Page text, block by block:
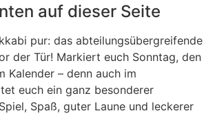
auf dieser Seite
pur: das abteilungsübergreifende
der Tür! Markiert euch Sonntag, den
Kalender – denn auch im
euch ein ganz besonderer
Spaß, guter Laune und leckerer